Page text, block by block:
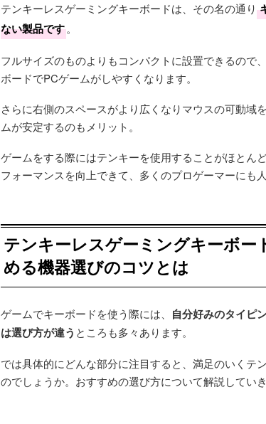
テンキーレスゲーミングキーボードは、その名の通り
ない製品です。
フルサイズのものよりもコンパクトに設置できるので
ボードでPCゲームがしやすくなります。
さらに右側のスペースがより広くなりマウスの可動域
ムが安定するのもメリット。
ゲームをする際にはテンキーを使用することがほとん
フォーマンスを向上できて、多くのプロゲーマーにも人
テンキーレスゲーミングキーボー
める機器選びのコツとは
ゲームでキーボードを使う際には、 自分好みのタイピ
は選び方が違う ところも多々あります。
では具体的にどんな部分に注目すると、満足のいくテ
のでしょうか。おすすめの選び方について解説していき